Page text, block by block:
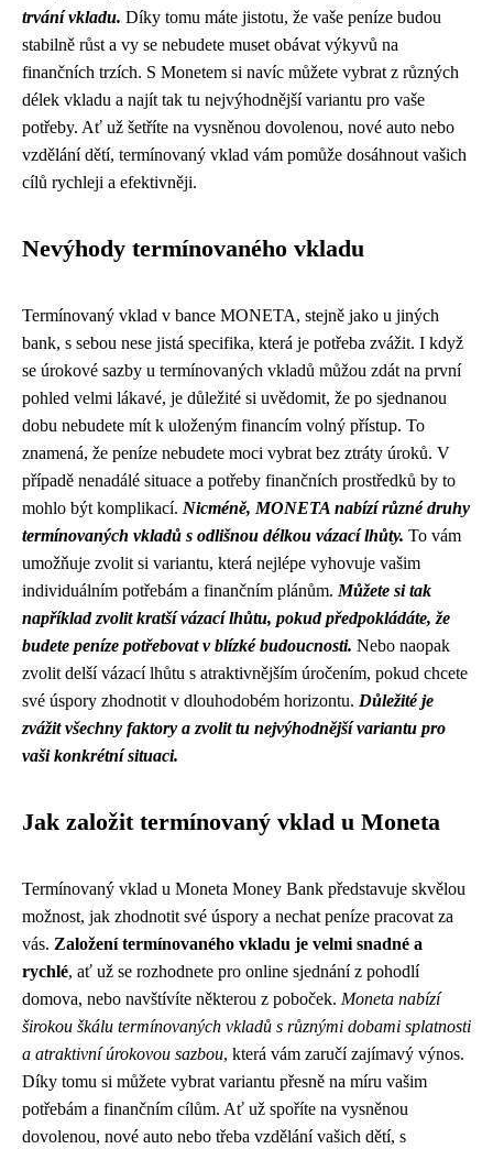
trvání vkladu. Díky tomu máte jistotu, že vaše peníze budou
stabilně růst a vy se nebudete muset obávat výkyvů na
finančních trzích. S Monetem si navíc můžete vybrat z různých
délek vkladu a najít tak tu nejvýhodnější variantu pro vaše
potřeby. Ať už šetříte na vysněnou dovolenou, nové auto nebo
vzdělání dětí, termínovaný vklad vám pomůže dosáhnout vašich
cílů rychleji a efektivněji.
Nevýhody termínovaného vkladu
Termínovaný vklad v bance MONETA, stejně jako u jiných
bank, s sebou nese jistá specifika, která je potřeba zvážit. I když
se úrokové sazby u termínovaných vkladů můžou zdát na první
pohled velmi lákavé, je důležité si uvědomit, že po sjednanou
dobu nebudete mít k uloženým financím volný přístup. To
znamená, že peníze nebudete moci vybrat bez ztráty úroků. V
případě nenadálé situace a potřeby finančních prostředků by to
mohlo být komplikací. Nicméně, MONETA nabízí různé druhy
termínovaných vkladů s odlišnou délkou vázací lhůty. To vám
umožňuje zvolit si variantu, která nejlépe vyhovuje vašim
individuálním potřebám a finančním plánům. Můžete si tak
například zvolit kratší vázací lhůtu, pokud předpokládáte, že
budete peníze potřebovat v blízké budoucnosti. Nebo naopak
zvolit delší vázací lhůtu s atraktivnějším úročením, pokud chcete
své úspory zhodnotit v dlouhodobém horizontu. Důležité je
zvážit všechny faktory a zvolit tu nejvýhodnější variantu pro
vaši konkrétní situaci.
Jak založit termínovaný vklad u Moneta
Termínovaný vklad u Moneta Money Bank představuje skvělou
možnost, jak zhodnotit své úspory a nechat peníze pracovat za
vás. Založení termínovaného vkladu je velmi snadné a
rychlé, ať už se rozhodnete pro online sjednání z pohodlí
domova, nebo navštívíte některou z poboček. Moneta nabízí
širokou škálu termínovaných vkladů s různými dobami splatnosti
a atraktivní úrokovou sazbou, která vám zaručí zajímavý výnos.
Díky tomu si můžete vybrat variantu přesně na míru vašim
potřebám a finančním cílům. Ať už spoříte na vysněnou
dovolenou, nové auto nebo třeba vzdělání vašich dětí, s